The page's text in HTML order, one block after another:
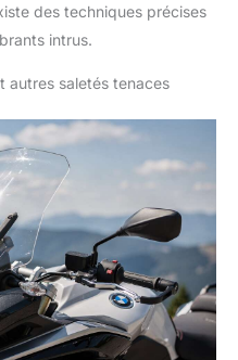
des techniques précises
intrus.
autres saletés tenaces